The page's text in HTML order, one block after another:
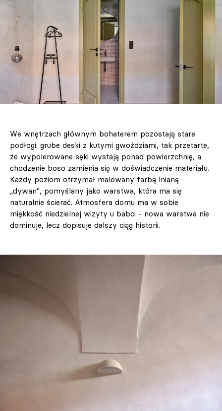
We wnętrzach głównym bohaterem pozostają stare
podłogi: grube deski z kutymi gwoździami, tak przetarte,
że wypolerowane sęki wystają ponad powierzchnię, a
chodzenie boso zamienia się w doświadczenie materiału.
Każdy poziom otrzymał malowany farbą lnianą
„dywan”, pomyślany jako warstwa, która ma się
naturalnie ścierać. Atmosfera domu ma w sobie
miękkość niedzielnej wizyty u babci - nowa warstwa nie
dominuje, lecz dopisuje dalszy ciąg historii.